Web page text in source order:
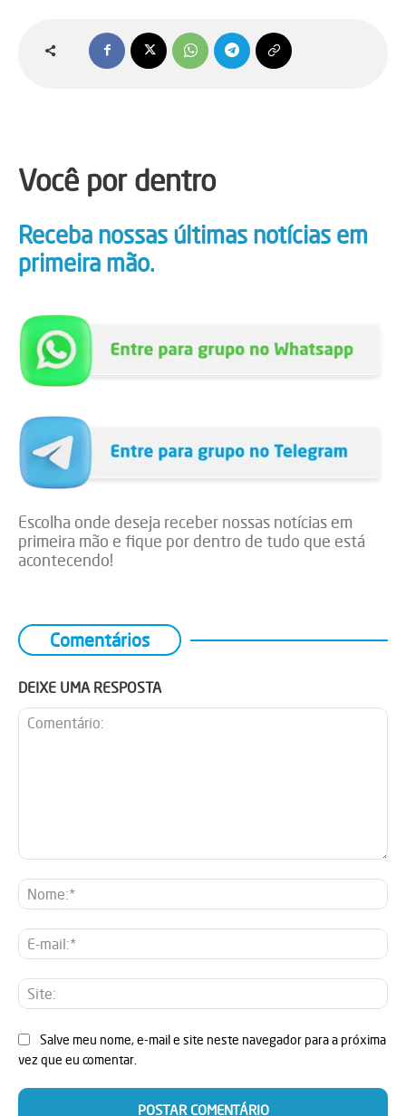
Você por dentro
Receba nossas últimas notícias em
primeira mão.
Escolha onde deseja receber nossas notícias em
primeira mão e fique por dentro de tudo que está
acontecendo!
Comentários
DEIXE UMA RESPOSTA
E-
Salve meu nome, e-mail e site neste navegador para a próxima
vez que eu comentar.